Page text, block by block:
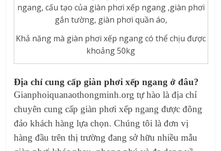
Khả năng mà giàn phơi xếp ngang có thể chịu được
khoảng 50kg
Địa chỉ cung cấp giàn phơi xếp ngang ở đâu?
Gianphoiquanaothongminh.org tự hào là địa chỉ
chuyên cung cấp giàn phơi xếp ngang được đông
đảo khách hàng lựa chọn. Chúng tôi là đơn vị
hàng đầu trên thị trường đang sở hữu nhiều mẫu